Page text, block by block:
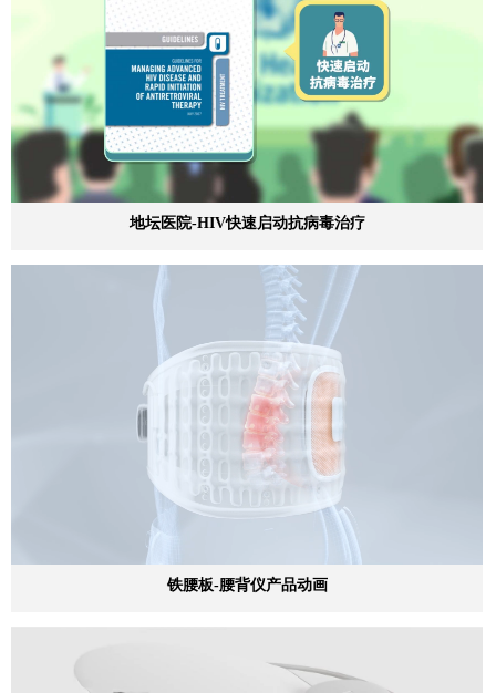
地坛医院-HIV快速启动抗病毒治疗
铁腰板-腰背仪产品动画